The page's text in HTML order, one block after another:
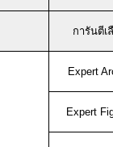
การันตีเ
Expert
Expert